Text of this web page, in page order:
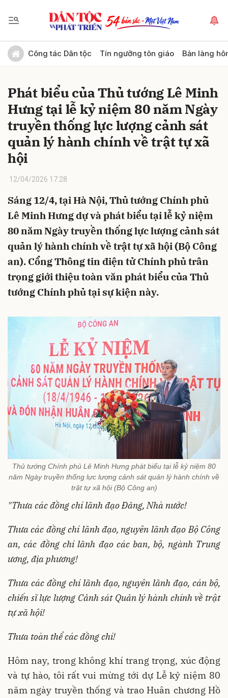
Công tác Dân tộc Tín ngưỡng tôn giáo Bản làng
Phát biểu của Thủ tướng Lê Minh
Hưng tại lễ kỷ niệm 80 năm Ngày
truyền thống lực lượng cảnh sát
quản lý hành chính về trật tự xã
hội
12/04/2026 17:28
Sáng 12/4, tại Hà Nội, Thủ tướng Chính phủ
Lê Minh Hưng dự và phát biểu tại lễ kỷ niệm
80 năm Ngày truyền thống lực lượng cảnh sát
quản lý hành chính về trật tự xã hội (Bộ Công
an). Cổng Thông tin điện tử Chính phủ trân
trọng giới thiệu toàn văn phát biểu của Thủ
tướng Chính phủ tại sự kiện này.
Thủ tướng Chính phủ Lê Minh Hưng phát biểu tại lễ kỷ niệm 80
năm Ngày truyền thống lực lượng cảnh sát quản lý hành chính về
trật tự xã hội (Bộ Công an)
"Thưa các đồng chí lãnh đạo Đảng, Nhà nước!
Thưa các đồng chí lãnh đạo, nguyên lãnh đạo Bộ Công
an, các đồng chí lãnh đạo các ban, bộ, ngành Trung
ương, địa phương!
Thưa các đồng chí lãnh đạo, nguyên lãnh đạo, cán bộ,
chiến sĩ lực lượng Cảnh sát Quản lý hành chính về trật
tự xã hội!
Thưa toàn thể các đồng chí!
Hôm nay, trong không khí trang trọng, xúc động
và tự hào, tôi rất vui mừng tới dự Lễ kỷ niệm 80
năm ngày truyền thống và trao Huân chương Hồ
Gửi bình luận